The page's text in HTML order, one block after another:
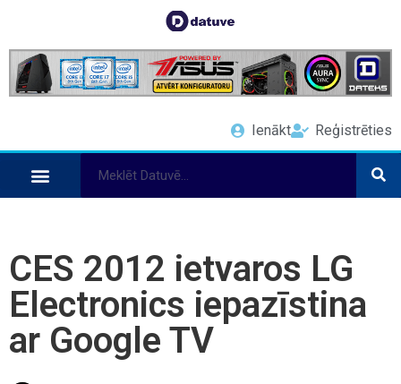
Ienākt Reģistrēties
CES 2012 ietvaros LG
Electronics iepazīstina
ar Google TV